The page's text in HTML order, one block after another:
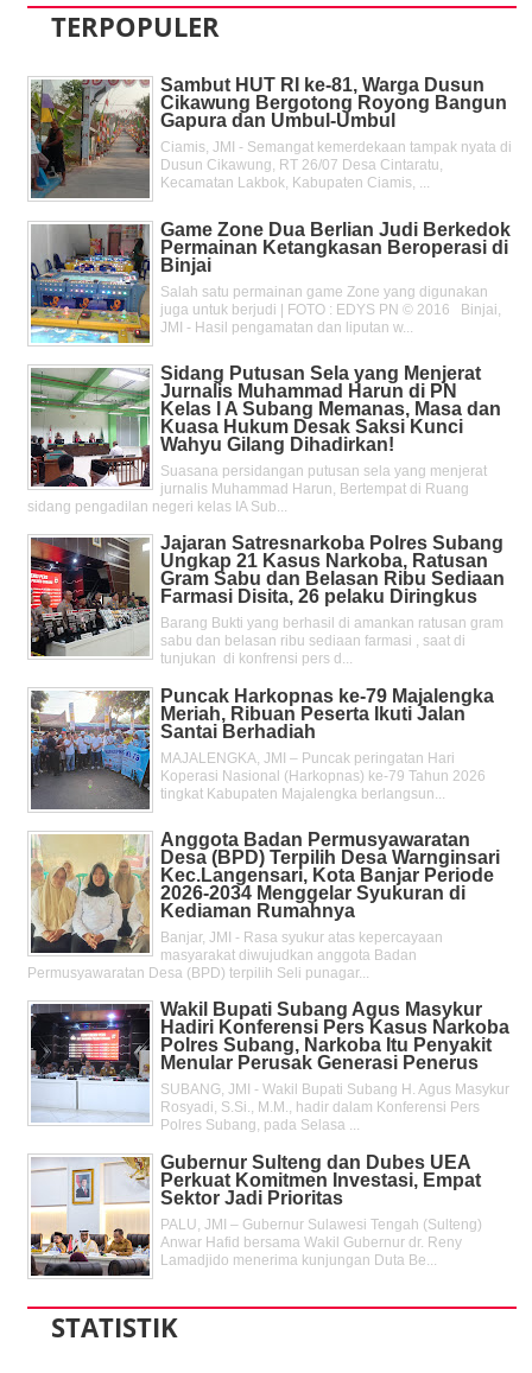
TERPOPULER
Sambut HUT RI ke-81, Warga Dusun
Cikawung Bergotong Royong Bangun
Gapura dan Umbul-Umbul
Ciamis, JMI - Semangat kemerdekaan tampak nyata di
Dusun Cikawung, RT 26/07 Desa Cintaratu,
Kecamatan Lakbok, Kabupaten Ciamis, ...
Game Zone Dua Berlian Judi Berkedok
Permainan Ketangkasan Beroperasi di
Binjai
Salah satu permainan game Zone yang digunakan
juga untuk berjudi | FOTO : EDYS PN © 2016 Binjai,
JMI - Hasil pengamatan dan liputan w...
Sidang Putusan Sela yang Menjerat
Jurnalis Muhammad Harun di PN
Kelas l A Subang Memanas, Masa dan
Kuasa Hukum Desak Saksi Kunci
Wahyu Gilang Dihadirkan!
Suasana persidangan putusan sela yang menjerat
jurnalis Muhammad Harun, Bertempat di Ruang
sidang pengadilan negeri kelas IA Sub...
Jajaran Satresnarkoba Polres Subang
Ungkap 21 Kasus Narkoba, Ratusan
Gram Sabu dan Belasan Ribu Sediaan
Farmasi Disita, 26 pelaku Diringkus
Barang Bukti yang berhasil di amankan ratusan gram
sabu dan belasan ribu sediaan farmasi , saat di
tunjukan di konfrensi pers d...
Puncak Harkopnas ke-79 Majalengka
Meriah, Ribuan Peserta Ikuti Jalan
Santai Berhadiah
MAJALENGKA, JMI – Puncak peringatan Hari
Koperasi Nasional (Harkopnas) ke-79 Tahun 2026
tingkat Kabupaten Majalengka berlangsun...
Anggota Badan Permusyawaratan
Desa (BPD) Terpilih Desa Warnginsari
Kec.Langensari, Kota Banjar Periode
2026-2034 Menggelar Syukuran di
Kediaman Rumahnya
Banjar, JMI - Rasa syukur atas kepercayaan
masyarakat diwujudkan anggota Badan
Permusyawaratan Desa (BPD) terpilih Seli punagar...
Wakil Bupati Subang Agus Masykur
Hadiri Konferensi Pers Kasus Narkoba
Polres Subang, Narkoba Itu Penyakit
Menular Perusak Generasi Penerus
SUBANG, JMI - Wakil Bupati Subang H. Agus Masykur
Rosyadi, S.Si., M.M., hadir dalam Konferensi Pers
Polres Subang, pada Selasa ...
Gubernur Sulteng dan Dubes UEA
Perkuat Komitmen Investasi, Empat
Sektor Jadi Prioritas
PALU, JMI – Gubernur Sulawesi Tengah (Sulteng)
Anwar Hafid bersama Wakil Gubernur dr. Reny
Lamadjido menerima kunjungan Duta Be...
STATISTIK